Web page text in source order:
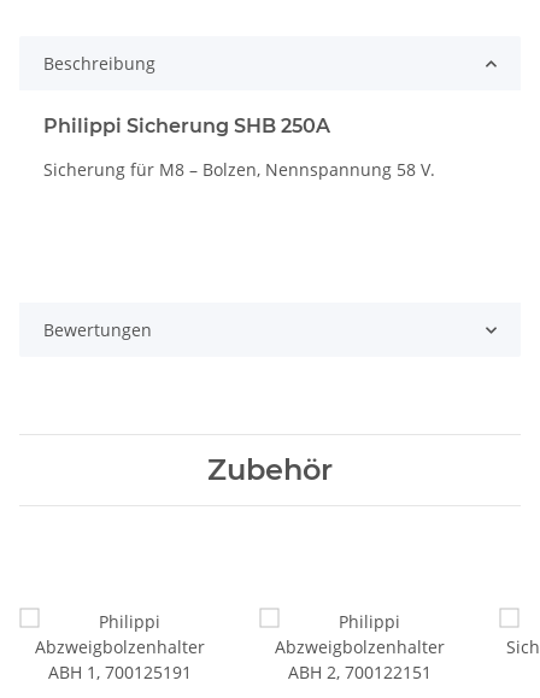
Beschreibung
Philippi Sicherung SHB 250A
Sicherung für M8 – Bolzen, Nennspannung 58 V.
Bewertungen
Zubehör